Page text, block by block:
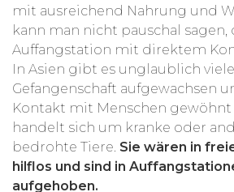
mit ausreichend Nahrung und
kann man nicht pauschal sagen,
Auffangstation mit direktem
In Asien gibt es unglaublich
Gefangenschaft aufgewachsen
Kontakt mit Menschen gewöhnt
handelt sich um kranke oder
bedrohte Tiere. Sie wären in
hilflos und sind in
aufgehoben.